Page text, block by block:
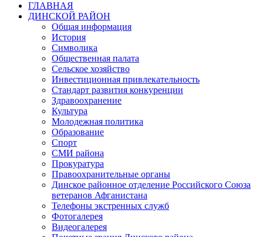
ГЛАВНАЯ
ДИНСКОЙ РАЙОН
Общая информация
История
Символика
Общественная палата
Сельское хозяйство
Инвестиционная привлекательность
Стандарт развития конкуренции
Здравоохранение
Культура
Молодежная политика
Образование
Спорт
СМИ района
Прокуратура
Правоохранительные органы
Динское районное отделение Российского Союза
ветеранов Афганистана
Телефоны экстренных служб
Фотогалерея
Видеогалерея